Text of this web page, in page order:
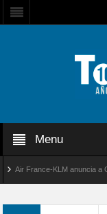
Menu
France-KLM anuncia a